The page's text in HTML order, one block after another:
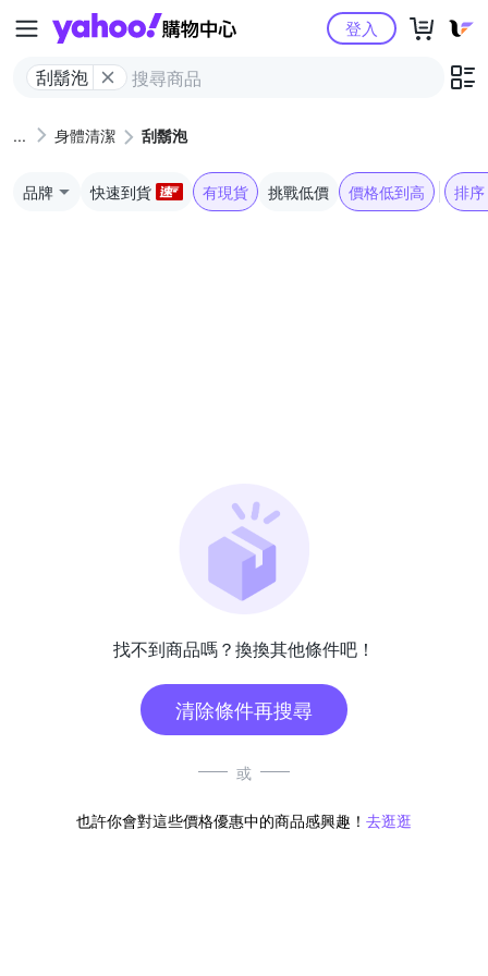
Yahoo購物中心
刮鬍泡
登入
身體清潔 刮鬍泡
品牌 快速到貨 有現貨 挑戰低價 價格低到高 排序
找不到商品嗎？換換其他條件吧！
清除條件再搜尋
或
也許你會對這些價格優惠中的商品感興趣！ 去逛逛